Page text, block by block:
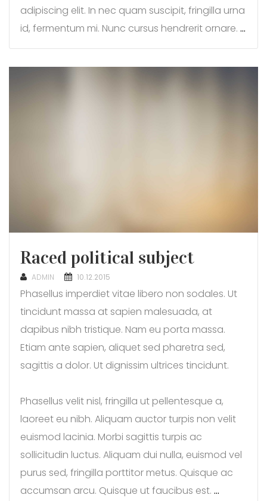
adipiscing elit. In nec quam suscipit, fringilla urna
id, fermentum mi. Nunc cursus hendrerit ornare. …
Raced political subject
ADMIN
POSTED
10.12.2015
Phasellus imperdiet vitae libero non sodales. Ut
tincidunt massa at sapien malesuada, at
dapibus nibh tristique. Nam eu porta massa.
Etiam ante sapien, aliquet sed pharetra sed,
sagittis a dolor. Ut dignissim ultrices tincidunt.
Phasellus velit nisl, fringilla ut pellentesque a,
laoreet eu nibh. Aliquam auctor turpis non velit
euismod lacinia. Morbi sagittis turpis ac
sollicitudin luctus. Aliquam dui nulla, euismod vel
purus sed, fringilla porttitor metus. Quisque ac
accumsan arcu. Quisque ut faucibus est. …